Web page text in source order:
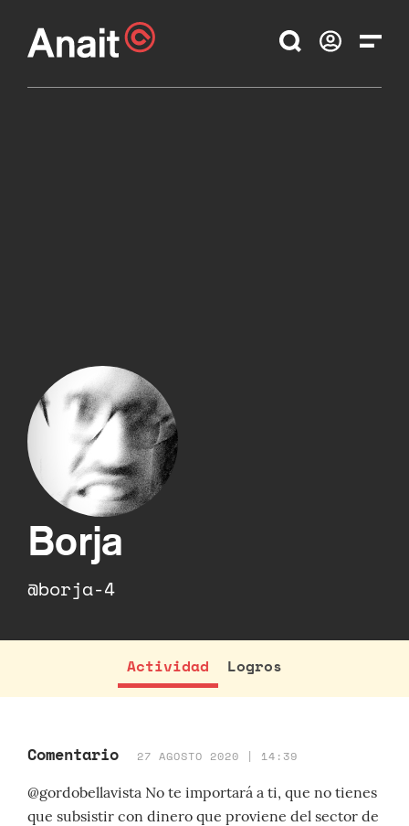
Borja
@borja-4
Actividad Logros
Comentario 27 AGOSTO 2020 | 14:39
@gordobellavista No te importará a ti, que no tienes
que subsistir con dinero que proviene del sector de